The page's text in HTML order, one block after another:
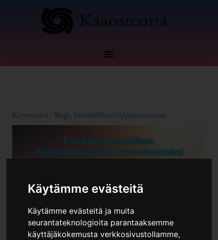
Käytämme evästeitä
Käytämme evästeitä ja muita
seurantateknologioita parantaaksemme
käyttäjäkokemusta verkkosivustollamme,
Kommentoi / Blogi, Taloudellinen riippumattomuus